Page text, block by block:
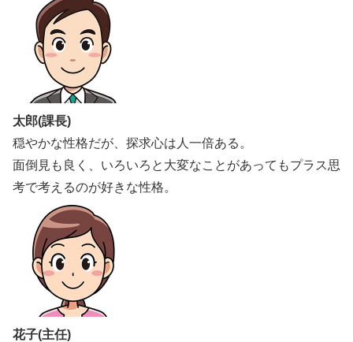
太郎(課長)
穏やかな性格だが、探求心は人一倍ある。
面倒見も良く、いろいろと大変なことがあってもプラス思
考で考えるのが好きな性格。
花子(主任)